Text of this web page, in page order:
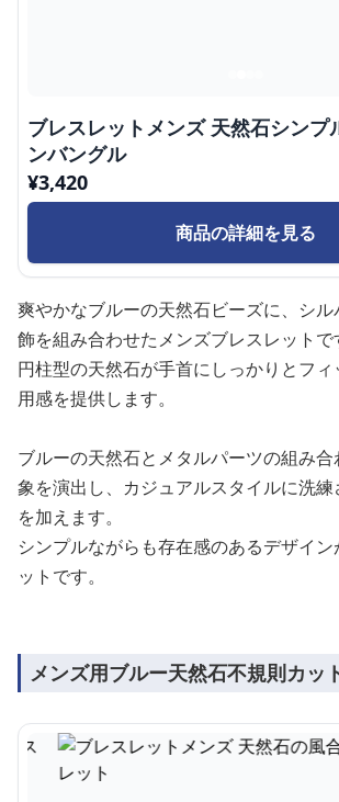
ブレスレットメンズ 天然石シンプ
ンバングル
¥3,420
商品の詳細を見る
爽やかなブルーの天然石ビーズに、シ
飾を組み合わせたメンズブレスレットで
円柱型の天然石が手首にしっかりとフ
用感を提供します。
ブルーの天然石とメタルパーツの組み
象を演出し、カジュアルスタイルに洗練
を加えます。
シンプルながらも存在感のあるデザイ
ットです。
メンズ用ブルー天然石不規則カッ